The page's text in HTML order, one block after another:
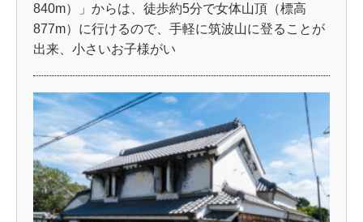
840m）」からは、徒歩約5分で女体山頂（標高
877m）に行けるので、手軽に筑波山に登ることが
出来、小さいお子様がい